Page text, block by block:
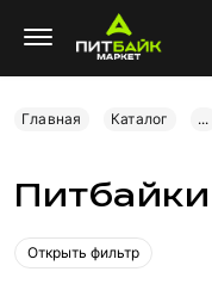
Главная Каталог ...
Открыть фильтр